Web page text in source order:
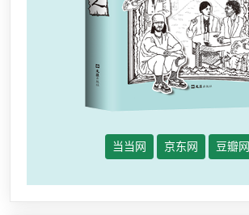
当当网 京东网 豆瓣网